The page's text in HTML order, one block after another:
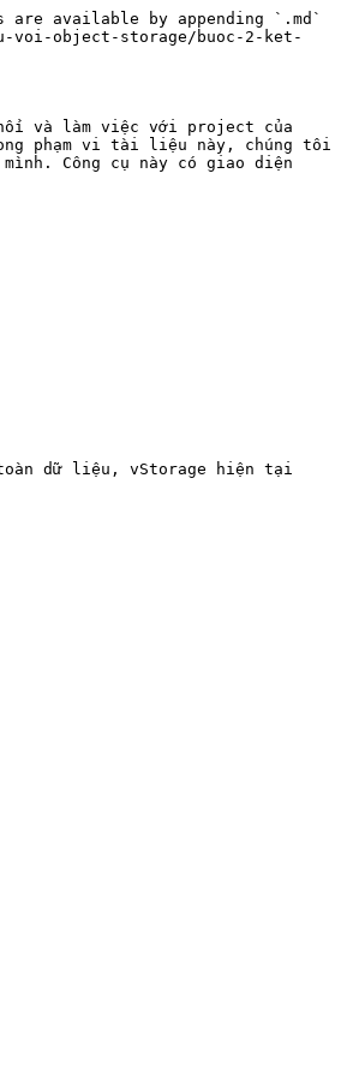
available by appending `.md`
voi-object-storage/buoc-2-ket-
và làm việc với project của
phạm vi tài liệu này, chúng tôi
Công cụ này có giao diện
toàn dữ liệu, vStorage hiện tại